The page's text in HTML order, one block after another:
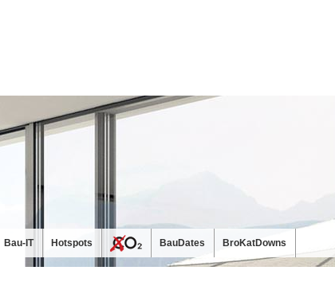
Bau-IT Hotspots BauDates BroKatDowns